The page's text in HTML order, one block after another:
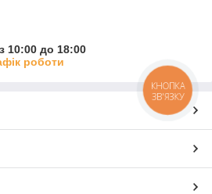
10:00 до 18:00
роботи
КНОПКА
ЗВ'ЯЗКУ